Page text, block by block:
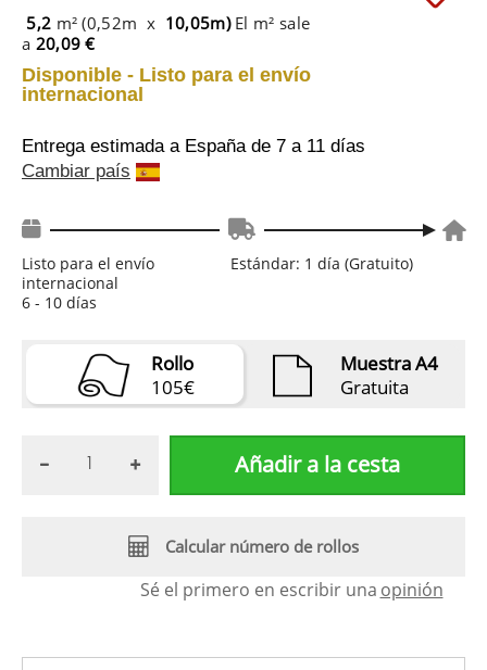
5,2 m² (0,52m x 10,05m) El m² sale
a 20,09 €
Disponible - Listo para el envío
internacional
Entrega estimada a España de 7 a 11 días
Cambiar país
Listo para el envío
internacional
6 - 10 días
Estándar: 1 día (Gratuito)
Rollo
105€
Muestra A4
Gratuita
Añadir a la cesta
Calcular número de rollos
Sé el primero en escribir una opinión